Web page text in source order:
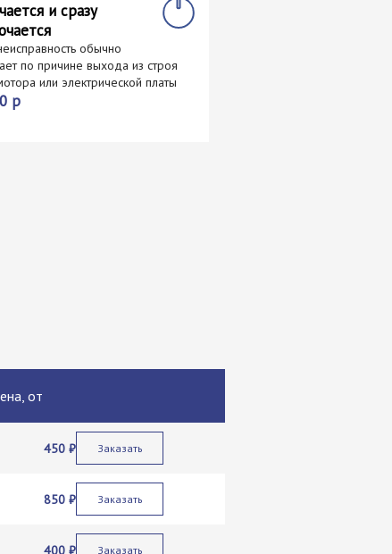
и сразу
обычно
по причине выхода из строя
или электрической платы
р
от
450 ₽ Заказать
850 ₽ Заказать
400 ₽ Заказать